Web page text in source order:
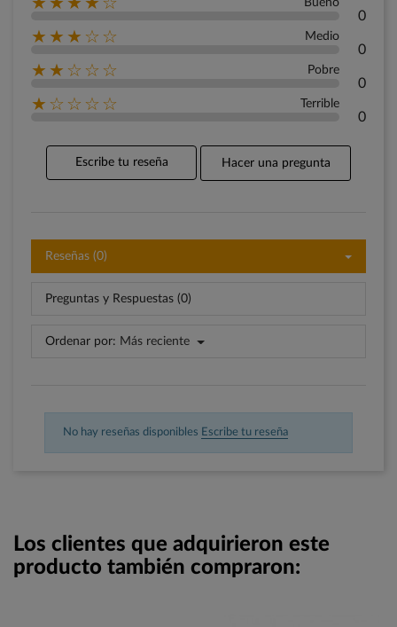
Bueno
0
★★★☆☆ Medio
0
★★☆☆☆ Pobre
0
★☆☆☆☆ Terrible
0
Escribe tu reseña Hacer una pregunta
Reseñas (0)
Preguntas y Respuestas (0)
Ordenar por: Más reciente
No hay reseñas disponibles Escribe tu reseña
Los clientes que adquirieron este
producto también compraron: